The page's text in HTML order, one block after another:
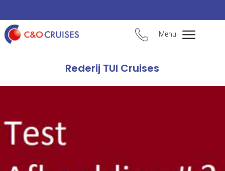
Menu
Rederij TUI Cruises